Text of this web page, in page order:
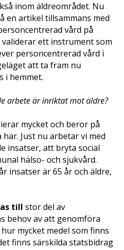
inom äldreområdet. Nu
en artikel tillsammans med
vård på
ett instrument som
personcentrerad vård i
att ta fram nu
i hemmet.
arbete är inriktat mot äldre?
mycket och beror på
Just nu arbetar vi med
insatser, att bryta social
hälso- och sjukvård.
insatser är 65 år och äldre,
till stor del av
behov av att genomföra
mycket medel som finns
finns särskilda statsbidrag